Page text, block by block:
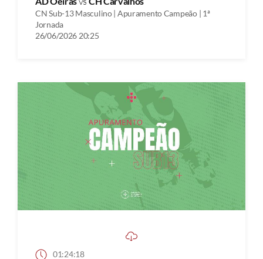
CN Sub-13 Masculino | Apuramento Campeão | 1ª
Jornada
26/06/2026 20:25
01:24:18